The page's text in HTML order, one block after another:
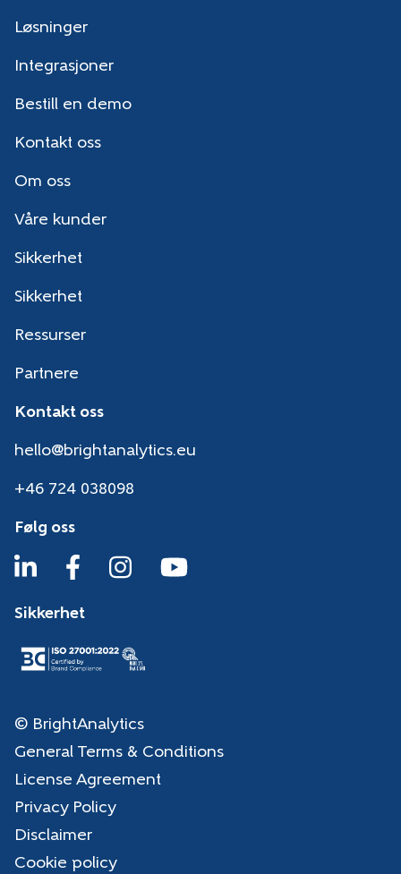
Løsninger
Integrasjoner
Bestill en demo
Kontakt oss
Om oss
Våre kunder
Sikkerhet
Sikkerhet
Ressurser
Partnere
Kontakt oss
hello@brightanalytics.eu
+46 724 038098
Følg oss
Sikkerhet
© BrightAnalytics
General Terms & Conditions
License Agreement
Privacy Policy
Disclaimer
Cookie policy